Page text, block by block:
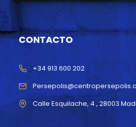
CONTACTO
+34 913 600 202